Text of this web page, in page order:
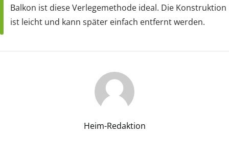
Balkon ist diese Verlegemethode ideal. Die Konstruktion
ist leicht und kann später einfach entfernt werden.
Heim-Redaktion